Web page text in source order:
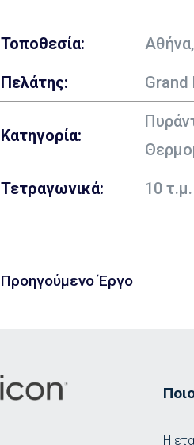
Τοποθεσία:
Πελάτης:
Κατηγορία:
Τετραγωνικά: 10
Προηγούμενο Έργο
Η